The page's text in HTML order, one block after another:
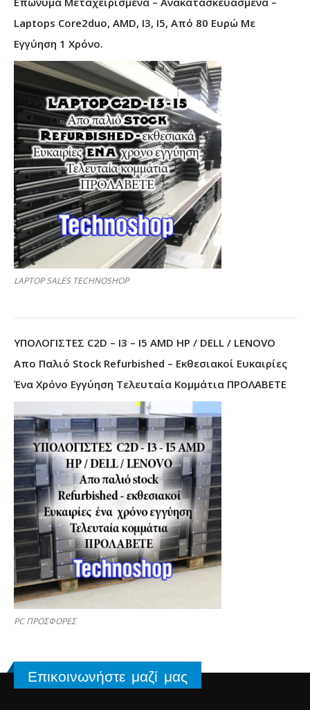
Laptops Core2duo, AMD, I3, I5, Από 80 Ευρώ Με
Εγγύηση 1 Χρόνο.
LAPTOP SALES TECHNOSHOP
ΥΠΟΛΟΓΙΣΤΕΣ C2D – I3 – I5 AMD HP / DELL / LENOVO
Απο Παλιό Stock Refurbished – Εκθεσιακοί Ευκαιρίες
Ένα Χρόνο Εγγύηση Τελευταία Κομμάτια ΠΡΟΛΑΒΕΤΕ
PC ΠΡΟΣΦΟΡΕΣ
Επικοινωνήστε μαζί μας